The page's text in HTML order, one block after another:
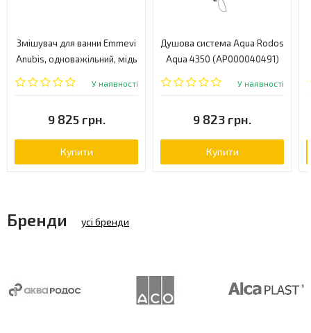
Змішувач для ванни Emmevi
Anubis, одноважільний, мідь
(RA7001RB)
У наявності
9 825 грн.
Купити
Душова система Aqua Rodos
Aqua 4350 (АР000040491)
У наявності
9 823 грн.
Купити
Бренди усі бренди